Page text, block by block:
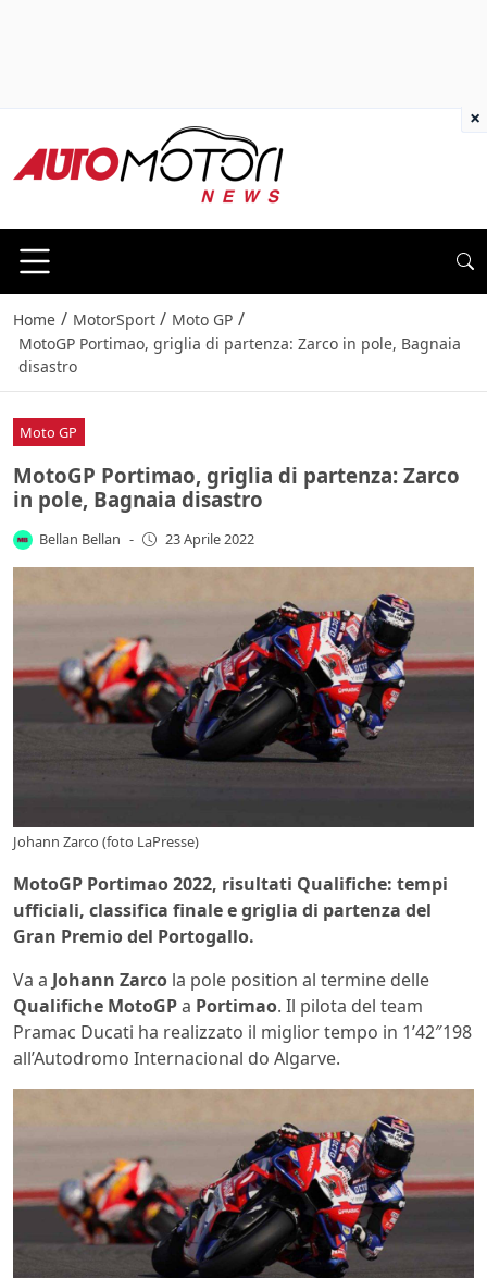
Home / MotorSport / Moto GP /
MotoGP Portimao, griglia di partenza: Zarco in pole, Bagnaia
disastro
Moto GP
MotoGP Portimao, griglia di partenza: Zarco
in pole, Bagnaia disastro
Bellan Bellan - 23 Aprile 2022
Johann Zarco (foto LaPresse)
MotoGP Portimao 2022, risultati Qualifiche: tempi
ufficiali, classifica finale e griglia di partenza del
Gran Premio del Portogallo.
Va a Johann Zarco la pole position al termine delle
Qualifiche MotoGPa Portimao. Il pilota del team
Pramac Ducati ha realizzato il miglior tempo in 1’42″198
all’Autodromo Internacional do Algarve.
×